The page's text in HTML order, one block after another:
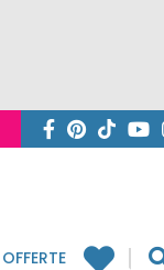
OFFERTE